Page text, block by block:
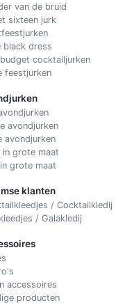
van de bruid
sixteen jurk
black dress
cocktailjurken
feestjurken
avondjurken
avondjurken
in grote maat
grote maat
klanten
/ Cocktailkledij
/ Galakledij
accessoires
producten